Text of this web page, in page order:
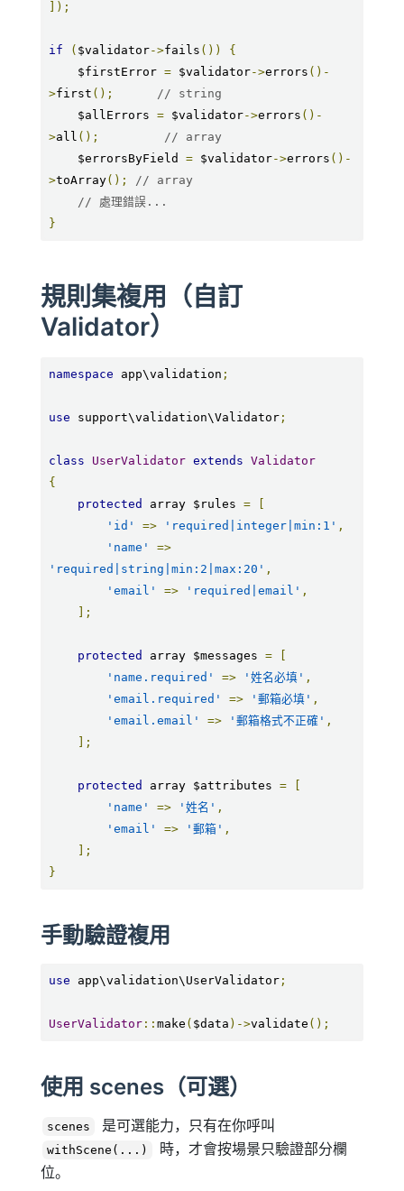
]);
if ( $validator->fails ())
{
    $firstError
= $validator->errors ()-
>first ();
// string
    $allErrors
= $validator->errors ()-
>all ();
// array
    $errorsByField
= $validator->errors ()-
>toArray();
// array
// 處理錯誤...
}
規則集複用（自訂
Validator）
namespace app\validation ;
use support\validation\Validator;
class UserValidator extends Validator
{
protected
array $rules =
'id'
=> 'required|integer|min:1' ,
'name'
=>
'required|string|min:2|max:20' ,
'email'
=> 'required|email' ,
];
protected array $messages =
'name.required'
=> '姓名必填' ,
'email.required'
=> '郵箱必填' ,
'email.email'
=> '郵箱格式不正確' ,
];
protected array $attributes =
'name'
=> '姓名' ,
'email'
=> '郵箱' ,
];
}
手動驗證複用
use app\validation\UserValidator;
UserValidator:: make ( $data )->validate ();
使用 scenes（可選）
scenes 是可選能力，只有在你呼叫
withScene(...)
時，才會按場景只驗證部分欄
位。